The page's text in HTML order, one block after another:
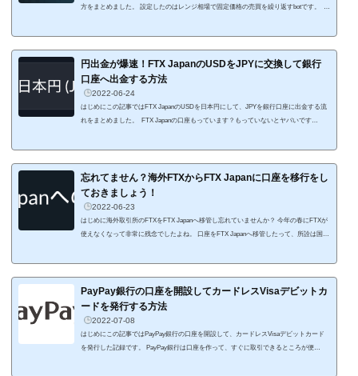
方をまとめました。 設定したのはレンジ相場で固定価格の売買を繰り返すbotです。 仮
せんか？ もし時間を持て余しているなら、自動売買が面白いです。 ...
円出金が爆速！FTX JapanのUSDをJPYに交換して銀行
口座へ出金する方法
2022-06-24
はじめにこの記事ではFTX JapanのUSDを日本円にして、JPYを銀行口座に出金する流
れをまとめました。 FTX Japanの口座もっています？もっていないとヤバいです
用になりましたか
円での売買だけでなく、米ドルでの売買や暗号資産同士...
忘れてません？海外FTXからFTX Japanに口座を移行をし
ておきましょう！
2022-06-23
はじめに海外取引所のFTXをFTX Japanへ移管し忘れていませんか？ 今年の春にFTXが
使えなくなって非常に残念でしたよね。 口座をFTX Japanへ移管したって、所詮は国内
SD/JPYの板取引ができること。 JPYの銀行への出金がめちゃ早くて無料なこと。 ...
PayPay銀行の口座を開設してカードレスVisaデビットカ
ードを発行する方法
2022-07-08
はじめにこの記事ではPayPay銀行の口座を開設して、カードレスVisaデビットカード
を発行した記録です。 PayPay銀行は口座を作って、すぐに取引できるところが便